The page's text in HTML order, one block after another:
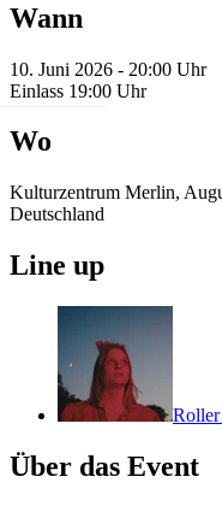
Wann
10. Juni 2026 - 20:00 Uhr
Einlass 19:00 Uhr
Wo
Kulturzentrum Merlin,
Deutschland
Line up
Über das Event